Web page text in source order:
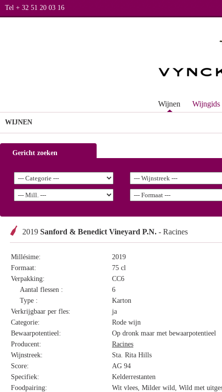
Tel + 32 51 20 03 16
Wijnen Wijngids
WIJNEN
Gericht zoeken
2019 Sanford & Benedict Vineyard P.N. - Racines
Millésime:
2019
Formaat:
75 cl
Verpakking:
CC6
Aantal flessen :
6
Type :
Karton
Verkrijgbaar per fles:
ja
Categorie:
Rode wijn
Bewaarpotentieel:
Op dronk maar met bewaarpotentieel
Producent:
Racines
Wijnstreek:
Sta. Rita Hills
Score:
AG 94
Specifiek:
Kelderrestanten
Foodpairing:
Wit vlees, Milder wild, Wild met